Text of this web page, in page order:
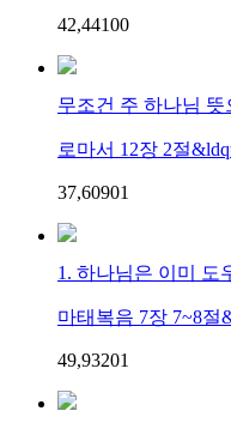
42,44100
무조건 주 하나님
로마서 12장 2절
37,60901
1. 하나님은 이미 도
마태복음 7장 7~8절
49,93201